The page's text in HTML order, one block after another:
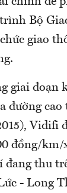
Bộ
giao
giai đoạn
đường
Vidifi
đồng/km/
đang thu
- Long